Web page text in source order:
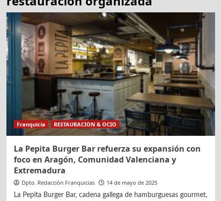
Franquicia RESTAURACION & OCIO
La Pepita Burger Bar refuerza su expansión con
foco en Aragón, Comunidad Valenciana y
Extremadura
Dpto. Redacción Franquicias 14 de mayo de 2025
La Pepita Burger Bar, cadena gallega de hamburguesas gourmet,